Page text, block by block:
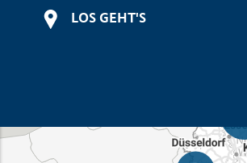
LOS GEHT'S